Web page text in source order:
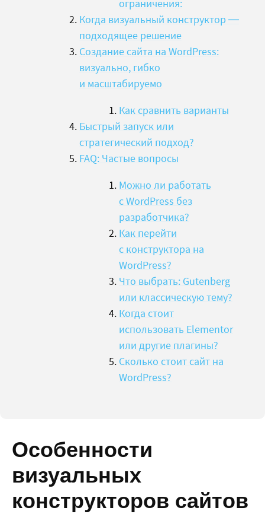
ограничения:
Когда визуальный конструктор —
подходящее решение
Создание сайта на WordPress:
визуально, гибко
и масштабируемо
Как сравнить варианты
Быстрый запуск или
стратегический подход?
FAQ: Частые вопросы
Можно ли работать
с WordPress без
разработчика?
Как перейти
с конструктора на
WordPress?
Что выбрать: Gutenberg
или классическую тему?
Когда стоит
использовать Elementor
или другие плагины?
Сколько стоит сайт на
WordPress?
Особенности
визуальных
конструкторов сайтов